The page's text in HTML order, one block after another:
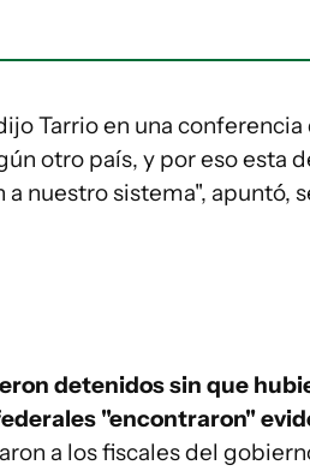
Tarrio en una
otro país, y por eso esta
nuestro sistema", apuntó,
detenidos sin que
"encontraron"
a los fiscales del